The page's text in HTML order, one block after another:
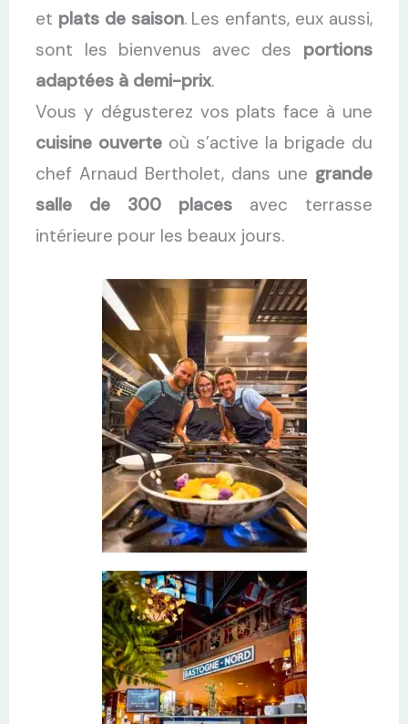
et plats de saison. Les enfants, eux aussi,
sont les bienvenus avec des portions
adaptées à demi-prix.
Vous y dégusterez vos plats face à une
cuisine ouverte où s’active la brigade du
chef Arnaud Bertholet, dans une grande
salle de 300 placesavec terrasse
intérieure pour les beaux jours.